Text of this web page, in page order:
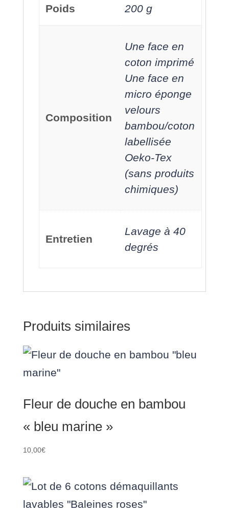
Poids 200 g
Composition
Une face en
coton imprimé
Une face en
micro éponge
velours
bambou/coton
labellisée
Oeko-Tex
(sans produits
chimiques)
Entretien
Lavage à 40
degrés
Produits similaires
Fleur de douche en bambou
« bleu marine »
10,00€